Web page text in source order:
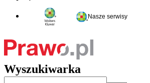
Nasze serwisy
Wyszukiwarka